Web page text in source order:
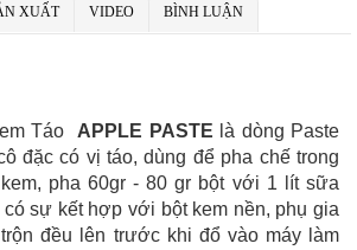
Số TK:
222 899 001
XUẤT VIDEO BÌNH LUẬN
Táo APPLE PASTE là dòng Paste
đặc có vị táo, dùng để pha chế trong
pha 60gr - 80 gr bột với 1 lít sữa
sự kết hợp với bột kem nền, phụ gia
đều lên trước khi đổ vào máy làm